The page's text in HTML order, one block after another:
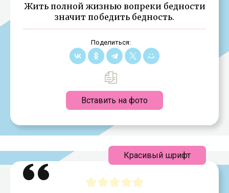
Жить полной жизнью вопреки бедности
значит победить бедность.
Поделиться:
Вставить на фото
Красивый шрифт